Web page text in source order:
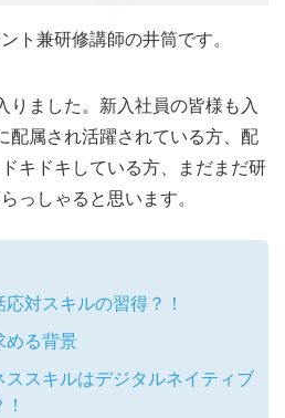
ト兼研修講師の井筒です。
りました。新入社員の皆様も入
配属され活躍されている方、配
キドキしている方、まだまだ研
っしゃると思います。
対スキルの習得？！
める背景
スキルはデジタルネイティブ